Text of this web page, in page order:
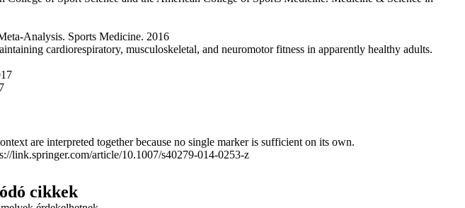
Analysis. Sports Medicine. 2016
cardiorespiratory, musculoskeletal, and neuromotor fitness in apparently healthy adults.
are interpreted together because no single marker is sufficient on its own.
link.springer.com/article/10.1007/s40279-014-0253-z
cikkek